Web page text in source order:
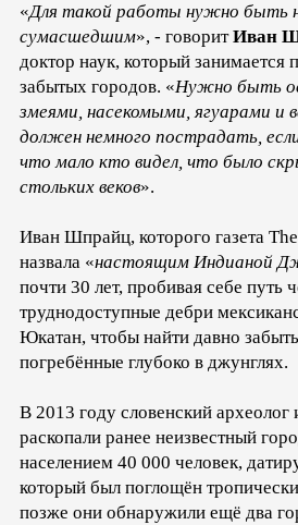
«Для такой работы нужно быть
сумасшедшим», - говоритИван
доктор наук, который занимается
забытых городов. «Нужно быть
змеями, насекомыми, ягуарами и
должен немного пострадать,
что мало кто видел, что было
стольких веков».
Иван Шпрайц, которого газета
назвала «настоящим Индианой
почти 30 лет, пробивая себе путь
труднодоступные дебри
Юкатан, чтобы найти давно
погребённые глубоко в джунглях.
В 2013 году словенский археолог
раскопали ранее неизвестный
населением 40 000 человек,
который был поглощён
позже они обнаружили ещё два